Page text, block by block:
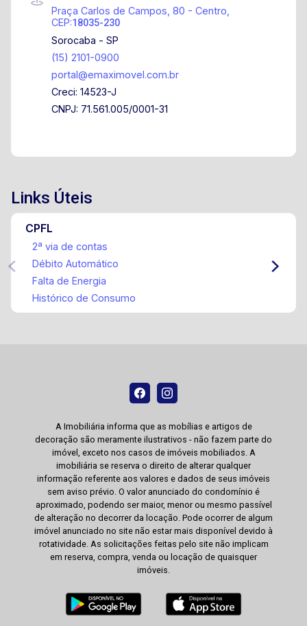
Praça Carlos de Campos, 80 - Centro,
CEP:18035-230
Sorocaba - SP
(15) 2101-0900
portal@emaximovel.com.br
Creci: 14523-J
CNPJ: 71.561.005/0001-31
Links Úteis
CPFL
2ª via de contas
Débito Automático
Falta de Energia
Histórico de Consumo
A Imobiliária informa que as mobílias e artigos de
decoração são meramente ilustrativos - não fazem parte do
imóvel, exceto nos casos de imóveis mobiliados. A
imobiliária se reserva o direito de alterar qualquer
informação referente aos valores e dados de seus imóveis
sem aviso prévio. O valor anunciado do condomínio é
aproximado, podendo ser maior, menor ou mesmo passível
de alteração no decorrer da locação. Pode ocorrer de algum
imóvel anunciado no site não estar mais disponível devido à
rotatividade. As solicitações feitas pelo site não implicam
em reserva, compra, venda ou locação de quaisquer
imóveis.